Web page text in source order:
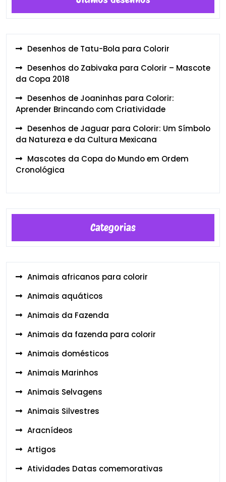
Desenhos de Tatu-Bola para Colorir
Desenhos do Zabivaka para Colorir – Mascote
da Copa 2018
Desenhos de Joaninhas para Colorir:
Aprender Brincando com Criatividade
Desenhos de Jaguar para Colorir: Um Símbolo
da Natureza e da Cultura Mexicana
Mascotes da Copa do Mundo em Ordem
Cronológica
Categorias
Animais africanos para colorir
Animais aquáticos
Animais da Fazenda
Animais da fazenda para colorir
Animais domésticos
Animais Marinhos
Animais Selvagens
Animais Silvestres
Aracnídeos
Artigos
Atividades Datas comemorativas